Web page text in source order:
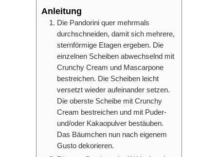
Anleitung
Die Pandorini quer mehrmals
durchschneiden, damit sich mehrere,
sternförmige Etagen ergeben. Die
einzelnen Scheiben abwechselnd mit
Crunchy Cream und Mascarpone
bestreichen. Die Scheiben leicht
versetzt wieder aufeinander setzen.
Die oberste Scheibe mit Crunchy
Cream bestreichen und mit Puder-
und/oder Kakaopulver bestäuben.
Das Bäumchen nun nach eigenem
Gusto dekorieren.